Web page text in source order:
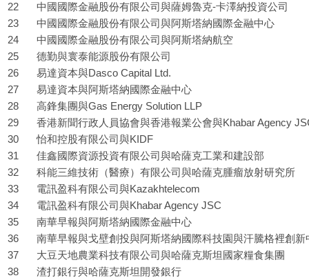
22
中國國際金融股份有限公司與薩姆魯克-卡澤納投資公司
23
中國國際金融股份有限公司與阿斯塔納國際金融中心
24
中國國際金融股份有限公司與阿斯塔納航空
25
德勤與寰泰能源股份有限公司
26
易達資本與Dasco Capital Ltd.
27
易達資本與阿斯塔納國際金融中心
28
高鋒集團與Gas Energy Solution LLP
29
香港新聞行政人員協會與香港報業公會與Khabar Agency
30
怡和控股有限公司與KIDF
31
佳鑫國際資源投資有限公司與哈薩克工業和建設部
32
科能三維技術（醫療）有限公司與哈薩克腫瘤放射研究所
33
電訊盈科有限公司與Kazakhtelecom
34
電訊盈科有限公司與Khabar Agency JSC
35
南華早報與阿斯塔納國際金融中心
36
南華早報與戈壁創投與阿斯塔納國際科技園與汗騰格裡創新
37
大豆天地農業科技有限公司與哈薩克斯坦國家糧食集團
38
渣打銀行與哈薩克斯坦開發銀行